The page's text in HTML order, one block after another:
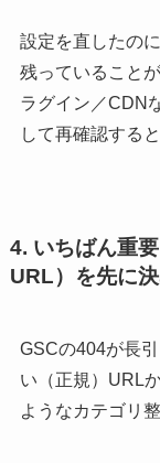
設定を直したの
残っていること
ラグイン／CDN
して再確認する
4. いちばん重
URL）を先に
GSCの404が長
い（正規）URL
ようなカテゴリ